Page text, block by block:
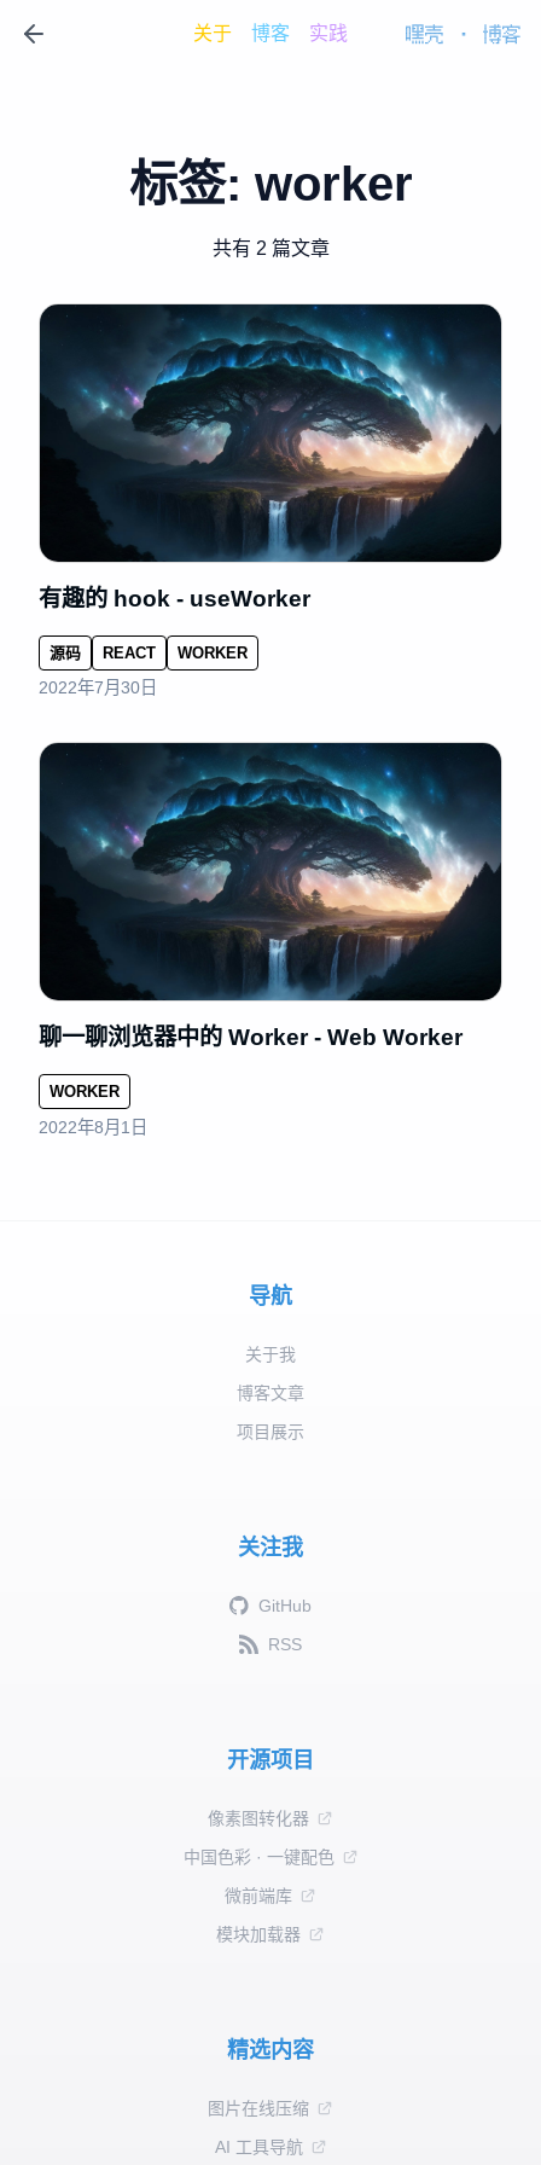
关于 博客 实践 嘿壳 · 博客
标签: worker
共有 2 篇文章
有趣的 hook - useWorker
源码 REACT WORKER
2022年7月30日
聊一聊浏览器中的 Worker - Web Worker
WORKER
2022年8月1日
导航
关于我
博客文章
项目展示
关注我
GitHub
RSS
开源项目
像素图转化器
中国色彩 · 一键配色
微前端库
模块加载器
精选内容
图片在线压缩
AI 工具导航